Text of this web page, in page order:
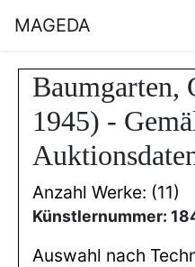
MAGEDA
Baumgarten,
1945) -
Anzahl Werke: (11)
Künstlernummer:
Auswahl nach